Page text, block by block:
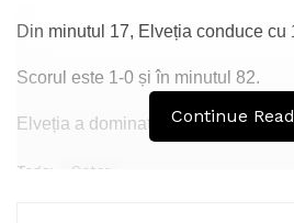
Din minutul 17, Elveția conduce cu
Scorul este 1-0 și în minutul 82.
Elveția a dominat partida.
Continue
Tags: Qatar